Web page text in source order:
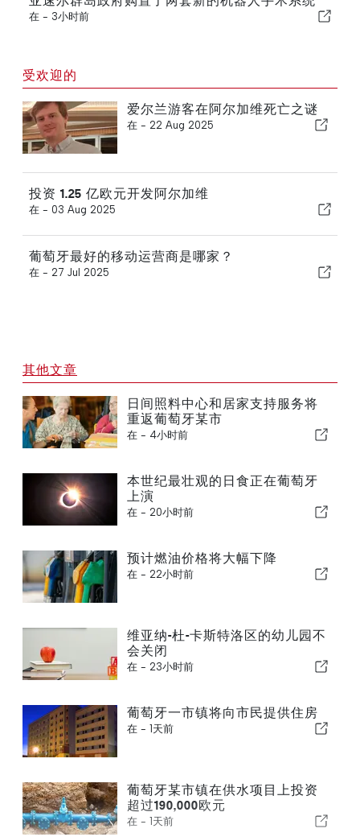
在 - 3小时前
受欢迎的
爱尔兰游客在阿尔加维死亡之谜
在 - 22 Aug 2025
投资 1.25 亿欧元开发阿尔加维
在 - 03 Aug 2025
葡萄牙最好的移动运营商是哪家？
在 - 27 Jul 2025
其他文章
日间照料中心和居家支持服务将
重返葡萄牙某市
在 - 4小时前
本世纪最壮观的日食正在葡萄牙
上演
在 - 20小时前
预计燃油价格将大幅下降
在 - 22小时前
维亚纳-杜-卡斯特洛区的幼儿园不
会关闭
在 - 23小时前
葡萄牙一市镇将向市民提供住房
在 - 1天前
葡萄牙某市镇在供水项目上投资
超过190,000欧元
在 - 1天前